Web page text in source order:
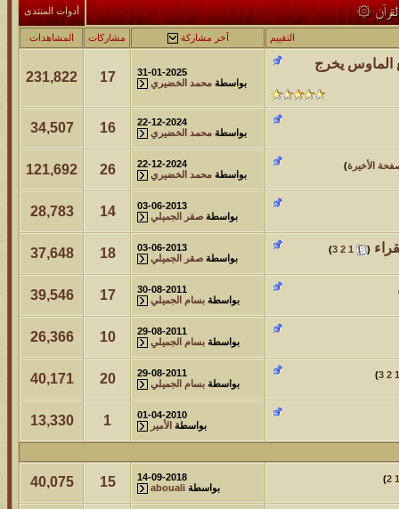
مشاركات المشاهدات
آخر مشاركة
24
212809 آخر رد:محمد الخضيري
مشاركات المشاهدات
آخر مشاركة
1461648
المشاهدات
آخر مشاركة
1324
641119 آخر رد: احمد جابر
المشاهدات
آخر مشاركة
آخر رد:خلف المهدي
آخر مشاركة
96127 آخر رد:ابن صلفيق
المشاهدات آخر مشاركة
30
100318 آخر رد:الميآسية
۞ أدوات المنتدى
التقييم آخر مشاركة مشاركات المشاهدات
الماوس يخرج
31-01-2025
بواسطة محمد الخضيري 17
231,822
22-12-2024
بواسطة محمد الخضيري 16
34,507
الأخيرة)
22-12-2024
بواسطة محمد الخضيري 26
121,692
03-06-2013
بواسطة صقر الجميلي 14
28,783
(
1
2
3
)
03-06-2013
بواسطة صقر الجميلي 18
37,648
30-08-2011
بواسطة بسام الجميلي 17
39,546
29-08-2011
بواسطة بسام الجميلي 10
26,366
1
2
3
)
29-08-2011
بواسطة بسام الجميلي 20
40,171
01-04-2010
بواسطة الأمير 1
13,330
1
2
)
14-09-2018
بواسطة abouali
15
40,075